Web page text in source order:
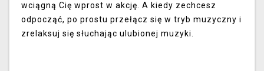
wciągną Cię wprost w akcję. A kiedy zechcesz
odpocząć, po prostu przełącz się w tryb muzyczny i
zrelaksuj się słuchając ulubionej muzyki.